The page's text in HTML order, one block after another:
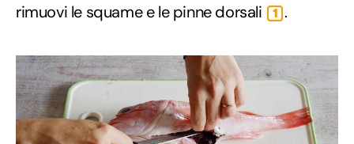
rimuovi le squame e le pinne dorsali
1 .